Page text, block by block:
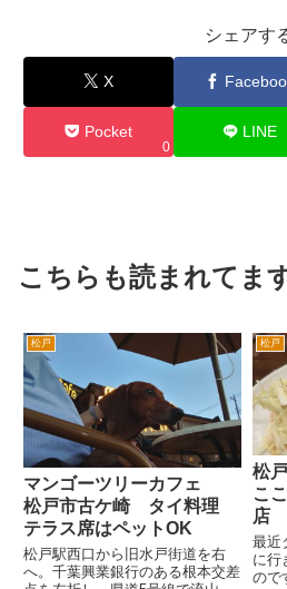
シェアす
X
Pocket
0
LINE
こちらも読まれてま
松戸
マンゴーツリーカフェ
松戸市古ケ崎 タイ料理
テラス席はペットOK
松戸駅西口から旧水戸街道を右
へ。千葉興業銀行のある根本交差
松戸
松
こ
店
最近
に行
ので